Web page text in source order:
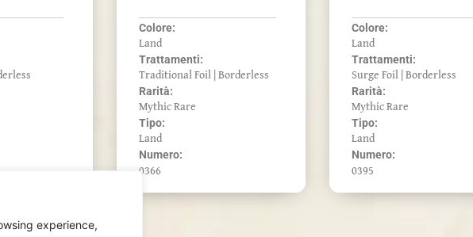
experience,
Colore:
Land
Trattamenti:
Traditional Foil | Borderless
Rarità:
Mythic Rare
Tipo:
Land
Numero:
0366
Colore:
Land
Trattamenti:
Surge Foil | Borderless
Rarità:
Mythic Rare
Tipo:
Land
Numero:
0395